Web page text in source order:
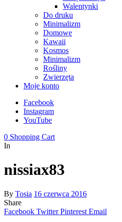
Walentynki
Do druku
Minimalizm
Domowe
Kawaii
Kosmos
Minimalizm
Rośliny
Zwierzęta
Moje konto
Facebook
Instagram
YouTube
0 Shopping Cart
In
nissiax83
By Tosia 16 czerwca 2016
Share
Facebook Twitter Pinterest Email